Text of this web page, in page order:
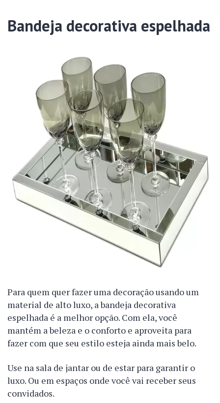
Bandeja decorativa espelhada
Para quem quer fazer uma decoração usando um
material de alto luxo, a bandeja decorativa
espelhada é a melhor opção. Com ela, você
mantém a beleza e o conforto e aproveita para
fazer com que seu estilo esteja ainda mais belo.
Use na sala de jantar ou de estar para garantir o
luxo. Ou em espaços onde você vai receber seus
convidados.